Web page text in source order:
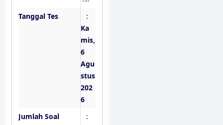
Tanggal Tes
:
Ka
mis,
6
Agu
stus
202
6
Jumlah Soal
: